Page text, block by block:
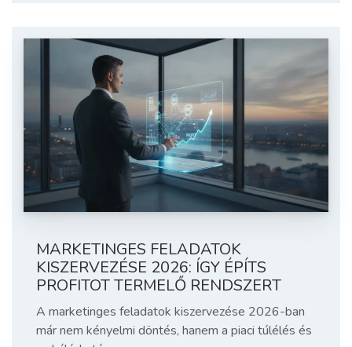
MARKETINGES FELADATOK
KISZERVEZÉSE 2026: ÍGY ÉPÍTS
PROFITOT TERMELŐ RENDSZERT
A marketinges feladatok kiszervezése 2026-ban
már nem kényelmi döntés, hanem a piaci túlélés és